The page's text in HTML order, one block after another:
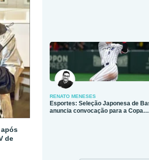
de
RENATO MENESES
Esportes: Seleção Japonesa de
anuncia convocação para a Copa…